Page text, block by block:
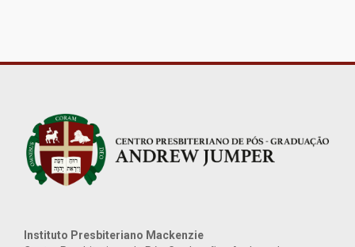
Instituto Presbiteriano Mackenzie